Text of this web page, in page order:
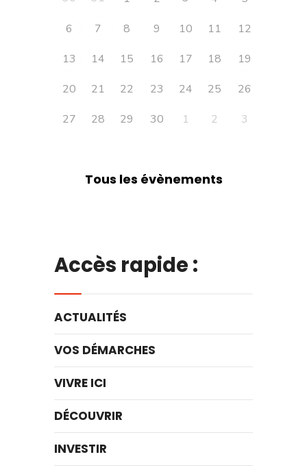
6
7 8 9 10 11
12
13
14 15 16 17 18
19
20
21 22 23 24 25
26
27
28 29 30 1 2 3
Tous les évènements
Accès rapide :
ACTUALITÉS
VOS DÉMARCHES
VIVRE ICI
DÉCOUVRIR
INVESTIR